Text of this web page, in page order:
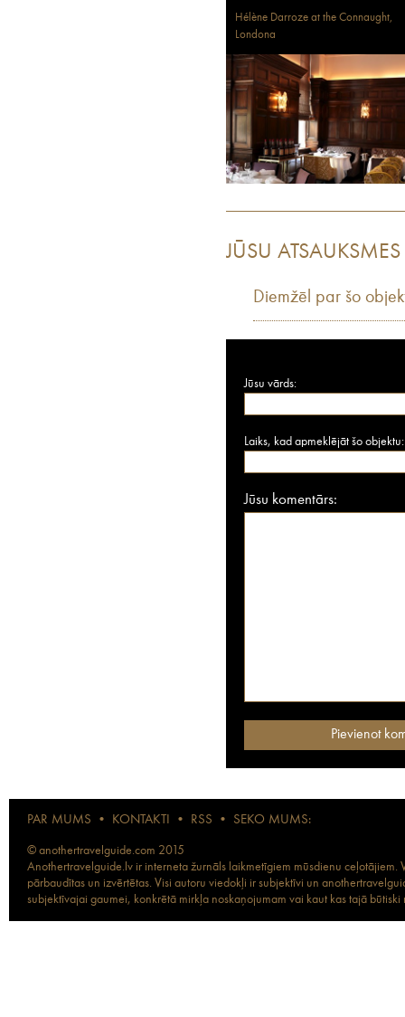
Hélène Darroze at the Connaught,
Londona
JŪSU ATSAUKSMES
Diemžēl par šo
Jūsu vārds:
Laiks, kad apmeklējāt šo objektu:
Jūsu komentārs:
PAR MUMS • KONTAKTI • RSS • SEKO MUMS:
© anothertravelguide.com 2015
Anothertravelguide.lv ir interneta žurnāls laikmetīgiem mūsdienu
pārbaudītas un izvērtētas. Visi autoru viedokļi ir subjektīvi un
subjektīvajai gaumei, konkrētā mirkļa noskaņojumam vai kaut kas tajā